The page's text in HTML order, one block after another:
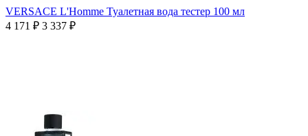
VERSACE L'Homme Туалетная вода тестер 100 мл
4 171 ₽ 3 337 ₽